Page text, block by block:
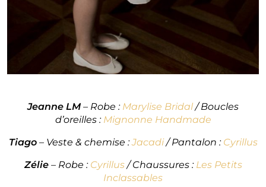
Jeanne LM – Robe : Marylise Bridal/ Boucles
d’oreilles : Mignonne Handmade
Tiago– Veste & chemise :Jacadi/ Pantalon : Cyrillus
Zélie– Robe : Cyrillus/ Chaussures : Les Petits
Inclassables